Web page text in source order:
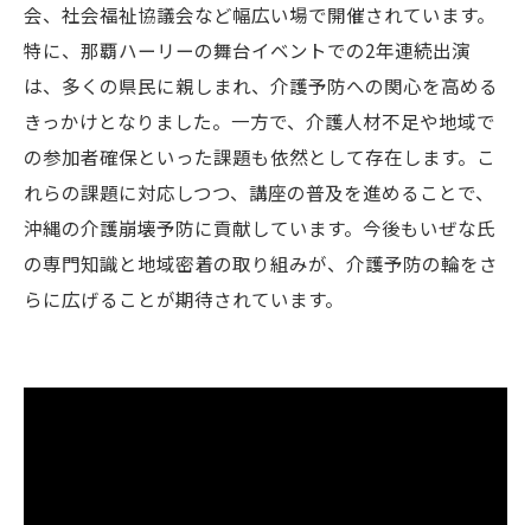
会、社会福祉協議会など幅広い場で開催されています。
特に、那覇ハーリーの舞台イベントでの2年連続出演
は、多くの県民に親しまれ、介護予防への関心を高める
きっかけとなりました。一方で、介護人材不足や地域で
の参加者確保といった課題も依然として存在します。こ
れらの課題に対応しつつ、講座の普及を進めることで、
沖縄の介護崩壊予防に貢献しています。今後もいぜな氏
の専門知識と地域密着の取り組みが、介護予防の輪をさ
らに広げることが期待されています。